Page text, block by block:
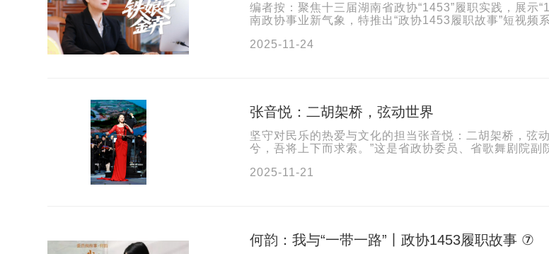
编者按：聚焦十三届湖南省政协“1453”履职实践，展示
南政协事业新气象，特推出“政协1453履职故事”短视频
2025-11-24
张音悦：二胡架桥，弦动世界
坚守对民乐的热爱与文化的担当张音悦：二胡架桥，弦
兮，吾将上下而求索。”这是省政协委员、省歌舞剧院副
2025-11-21
何韵：我与“一带一路”丨政协1453履职故事 ⑦